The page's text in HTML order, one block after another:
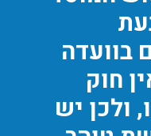
בוועדה
חוק
ולכן יש